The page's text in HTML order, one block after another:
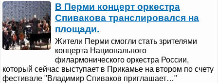
В Перми концерт оркестра
Спивакова транслировался на
площади.
Жители Перми смогли стать зрителями
концерта Национального
филармонического оркестра России,
который сейчас выступает в Прикамье на втором по счету
фестивале "Владимир Спиваков приглашает…"